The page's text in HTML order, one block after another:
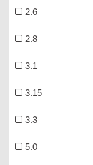
2.6
2.8
3.1
3.15
3.3
5.0